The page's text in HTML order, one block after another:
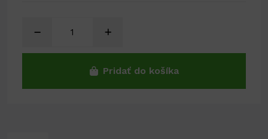
Pridať do košíka